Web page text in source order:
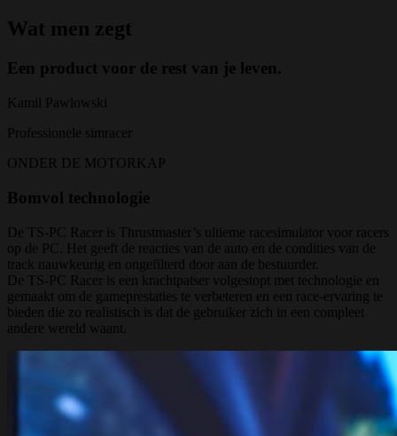
Wat men zegt
Een product voor de rest van je leven.
Kamil Pawlowski
Professionele simracer
ONDER DE MOTORKAP
Bomvol technologie
De TS-PC Racer is Thrustmaster’s ultieme racesimulator voor racers
op de PC. Het geeft de reacties van de auto en de condities van de
track nauwkeurig en ongefilterd door aan de bestuurder.
De TS-PC Racer is een krachtpatser volgestopt met technologie en
gemaakt om de gameprestaties te verbeteren en een race-ervaring te
bieden die zo realistisch is dat de gebruiker zich in een compleet
andere wereld waant.